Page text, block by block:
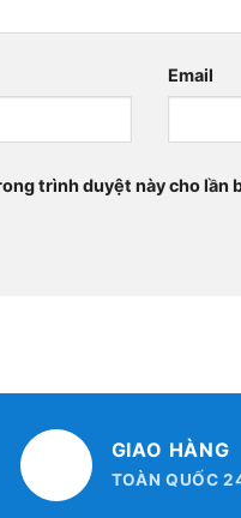
Email
trình duyệt này cho lần
GIAO HÀNG
TOÀN QUỐC